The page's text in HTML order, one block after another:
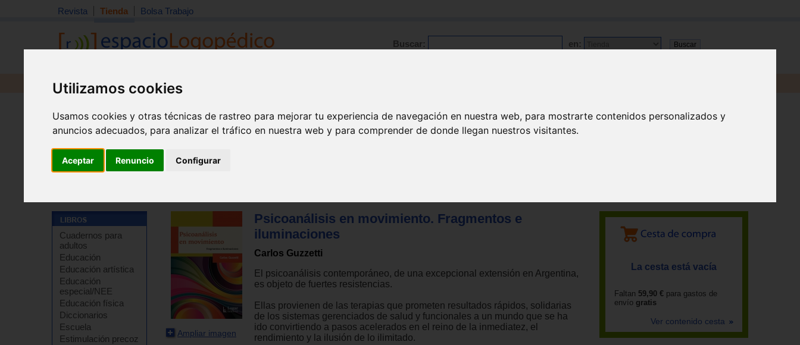
Utilizamos cookies
Usamos cookies y otras técnicas de rastreo para mejorar tu experiencia de navegación en nuestra web, para mostrarte contenidos personalizados y
anuncios adecuados, para analizar el tráfico en nuestra web y para comprender de donde llegan nuestros visitantes.
Aceptar Renuncio Configurar
Revista Tienda Bolsa Trabajo
Buscar: en:
Revista Libros Material
Cuadernos para
adultos
Educación
Educación artística
Educación
especial/NEE
Educación física
Diccionarios
Escuela
Estimulación precoz
Ampliar imagen
Psicoanálisis en movimiento. Fragmentos e
iluminaciones
Carlos Guzzetti
El psicoanálisis contemporáneo, de una excepcional extensión en Argentina,
es objeto de fuertes resistencias.
Ellas provienen de las terapias que prometen resultados rápidos, solidarias
de los sistemas gerenciados de salud y funcionales a un mundo que se ha
ido convirtiendo a pasos acelerados en el reino de la inmediatez, el
rendimiento y la ilusión de lo ilimitado.
La cesta está vacía
Faltan 59,90 € para gastos de
envío gratis
Ver contenido cesta